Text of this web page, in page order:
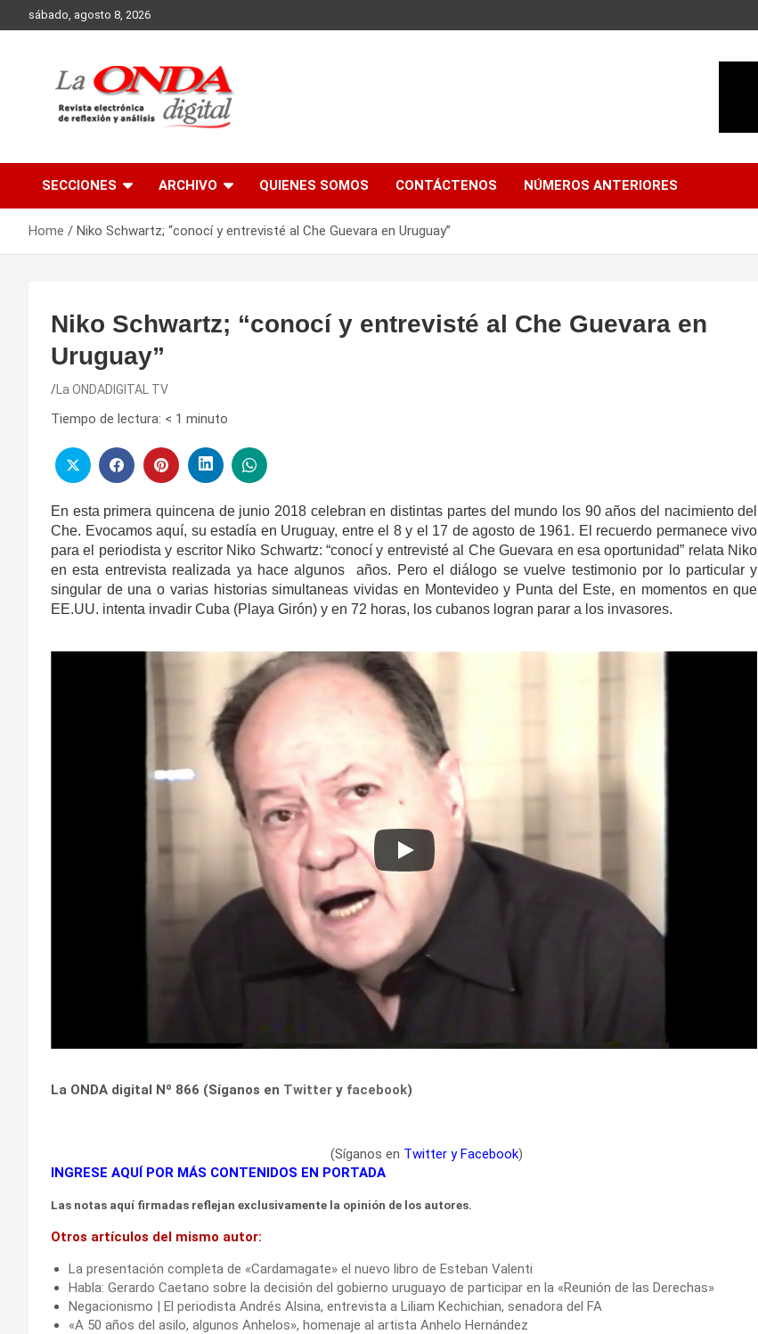
to
sábado, agosto 8, 2026
SECCIONES ARCHIVO QUIENES SOMOS CONTÁCTENOS NÚMEROS ANTERIORES
Home Niko Schwartz; “conocí y entrevisté al Che Guevara en Uruguay”
Niko Schwartz; “conocí y entrevisté al Che Guevara en
Uruguay”
La ONDADIGITAL TV
Tiempo de lectura: < 1 minuto
En esta primera quincena de junio 2018 celebran en distintas partes del mundo los 90 años del nacimiento del
Che. Evocamos aquí, su estadía en Uruguay, entre el 8 y el 17 de agosto de 1961. El recuerdo permanece vivo
para el periodista y escritor Niko Schwartz: “conocí y entrevisté al Che Guevara en esa oportunidad” relata Niko
en esta entrevista realizada ya hace algunos años. Pero el diálogo se vuelve testimonio por lo particular y
singular de una o varias historias simultaneas vividas en Montevideo y Punta del Este, en momentos en que
EE.UU. intenta invadir Cuba (Playa Girón) y en 72 horas, los cubanos logran parar a los invasores.
La ONDA digital Nº 866 (Síganos en Twitter y facebook)
(Síganos en Twitter yFacebook)
INGRESE AQUÍ POR MÁS CONTENIDOS EN PORTADA
Las notas aquí firmadas reflejan exclusivamente la opinión de los autores.
Otros artículos del mismo autor:
La presentación completa de «Cardamagate» el nuevo libro de Esteban Valenti
Habla: Gerardo Caetano sobre la decisión del gobierno uruguayo de participar en la «Reunión de las Derechas»
Negacionismo | El periodista Andrés Alsina, entrevista a Liliam Kechichian, senadora del FA
«A 50 años del asilo, algunos Anhelos», homenaje al artista Anhelo Hernández